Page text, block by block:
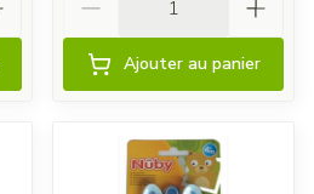
Ajouter au panier